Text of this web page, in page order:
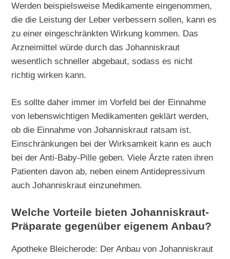
Werden beispielsweise Medikamente eingenommen,
die die Leistung der Leber verbessern sollen, kann es
zu einer eingeschränkten Wirkung kommen. Das
Arzneimittel würde durch das Johanniskraut
wesentlich schneller abgebaut, sodass es nicht
richtig wirken kann.
Es sollte daher immer im Vorfeld bei der Einnahme
von lebenswichtigen Medikamenten geklärt werden,
ob die Einnahme von Johanniskraut ratsam ist.
Einschränkungen bei der Wirksamkeit kann es auch
bei der Anti-Baby-Pille geben. Viele Ärzte raten ihren
Patienten davon ab, neben einem Antidepressivum
auch Johanniskraut einzunehmen.
Welche Vorteile bieten Johanniskraut-
Präparate gegenüber eigenem Anbau?
Apotheke Bleicherode: Der Anbau von Johanniskraut